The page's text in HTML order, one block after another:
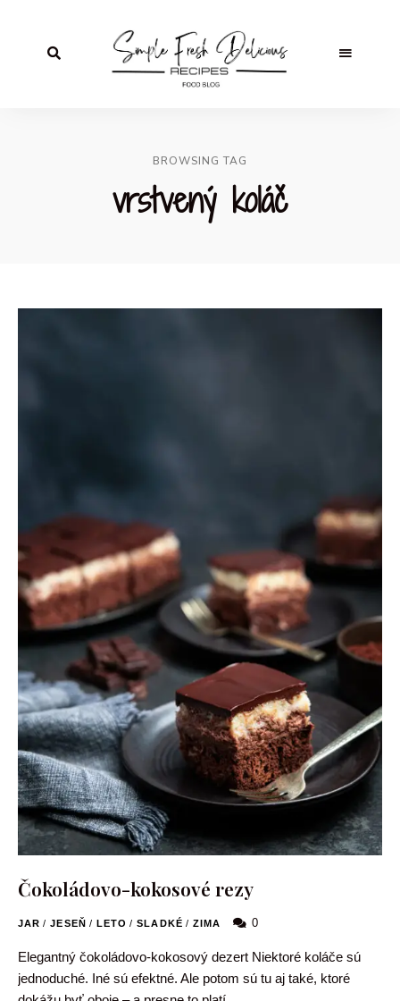
BROWSING TAG
vrstvený koláč
Čokoládovo-kokosové rezy
JAR / JESEŇ / LETO / SLADKÉ / ZIMA 0
Elegantný čokoládovo-kokosový dezert Niektoré koláče sú
jednoduché. Iné sú efektné. Ale potom sú tu aj také, ktoré